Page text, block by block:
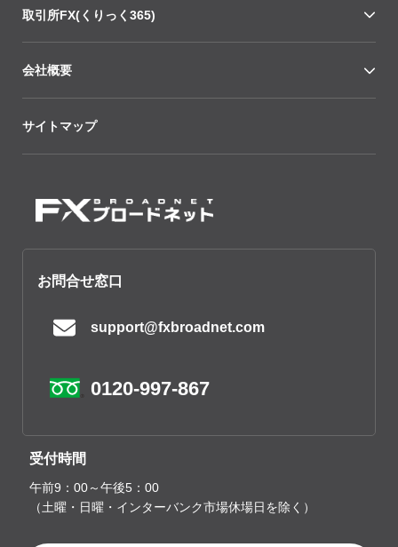
取引所FX(くりっく365)
会社概要
サイトマップ
お問合せ窓口
support@fxbroadnet.com
0120-997-867
受付時間
午前9：00～午後5：00
（土曜・日曜・インターバンク市場休場日を除く）